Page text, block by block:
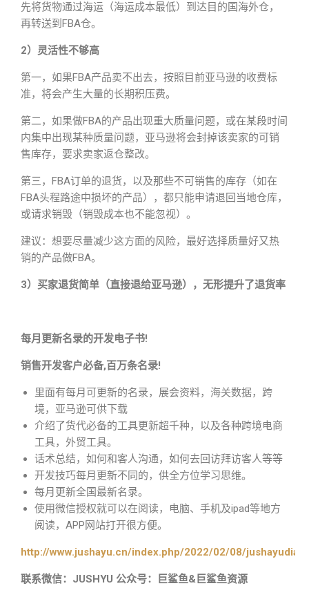
先将货物通过海运（海运成本最低）到达目的国海外仓，
再转送到FBA仓。
2）灵活性不够高
第一，如果FBA产品卖不出去，按照目前亚马逊的收费标
准，将会产生大量的长期积压费。
第二，如果做FBA的产品出现重大质量问题，或在某段时间
内集中出现某种质量问题，亚马逊将会封掉该卖家的可销
售库存，要求卖家返仓整改。
第三，FBA订单的退货，以及那些不可销售的库存（如在
FBA头程路途中损坏的产品），都只能申请退回当地仓库，
或请求销毁（销毁成本也不能忽视）。
建议：想要尽量减少这方面的风险，最好选择质量好又热
销的产品做FBA。
3）买家退货简单（直接退给亚马逊），无形提升了退货率
每月更新名录的开发电子书!
销售开发客户必备,百万条名录!
里面有每月可更新的名录，展会资料，海关数据，跨
境，亚马逊可供下载
介绍了货代必备的工具更新超千种，以及各种跨境电商
工具，外贸工具。
话术总结，如何和客人沟通，如何去回访拜访客人等等
开发技巧每月更新不同的，供全方位学习思维。
每月更新全国最新名录。
使用微信授权就可以在阅读，电脑、手机及ipad等地方
阅读，APP网站打开很方便。
http://www.jushayu.cn/index.php/2022/02/08/
联系微信：JUSHYU 公众号：巨鲨鱼&巨鲨鱼资源